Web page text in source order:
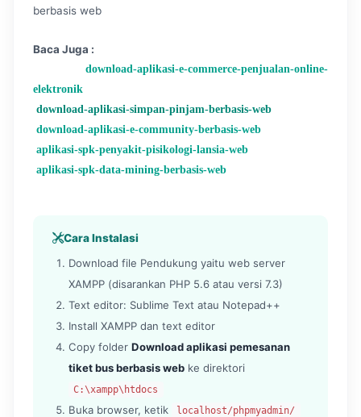
berbasis web
Baca Juga :
download-aplikasi-e-commerce-penjualan-online-
elektronik
download-aplikasi-simpan-pinjam-berbasis-web
download-aplikasi-e-community-berbasis-web
aplikasi-spk-penyakit-pisikologi-lansia-web
aplikasi-spk-data-mining-berbasis-web
Cara Instalasi
Download file Pendukung yaitu web server
XAMPP (disarankan PHP 5.6 atau versi 7.3)
Text editor: Sublime Text atau Notepad++
Install XAMPP dan text editor
Copy folder Download aplikasi pemesanan
tiket bus berbasis web ke direktori
C:\xampp\htdocs
Buka browser, ketik localhost/phpmyadmin/